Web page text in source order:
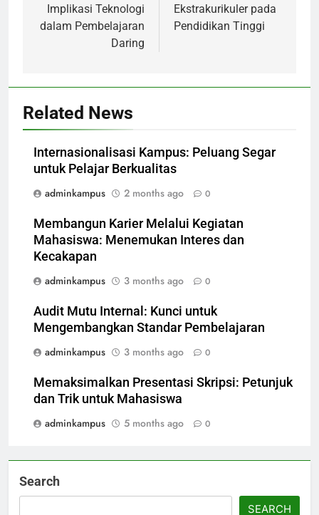
Implikasi Teknologi
dalam Pembelajaran
Daring
Ekstrakurikuler pada
Pendidikan Tinggi
Related News
Internasionalisasi Kampus: Peluang Segar
untuk Pelajar Berkualitas
adminkampus
2 months ago 0
Membangun Karier Melalui Kegiatan
Mahasiswa: Menemukan Interes dan
Kecakapan
adminkampus
3 months ago 0
Audit Mutu Internal: Kunci untuk
Mengembangkan Standar Pembelajaran
adminkampus
3 months ago 0
Memaksimalkan Presentasi Skripsi: Petunjuk
dan Trik untuk Mahasiswa
adminkampus
5 months ago 0
Search
SEARCH